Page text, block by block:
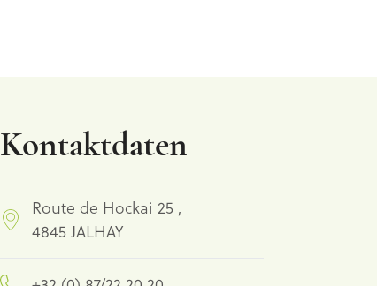
Kontaktdaten
Route de Hockai 25 ,
4845 JALHAY